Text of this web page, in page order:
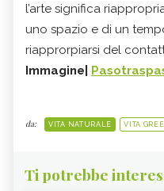
l’arte significa
uno spazio e di un
riapprorpiarsi del
Immagine|
da: VITA NATURALE VITA
Ti potrebbe